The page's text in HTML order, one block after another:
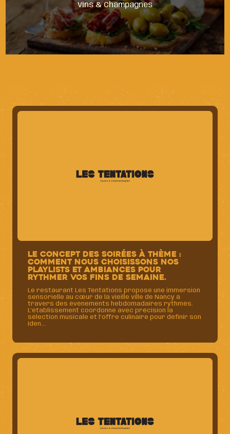
Vins & Champagnes
Le concept des soirées à thème :
comment nous choisissons nos
playlists et ambiances pour
rythmer vos fins de semaine.
Le restaurant Les Tentations propose une immersion
sensorielle au cœur de la vieille ville de Nancy à
travers des événements hebdomadaires rythmés.
L'établissement coordonne avec précision la
sélection musicale et l'offre culinaire pour définir son
iden...